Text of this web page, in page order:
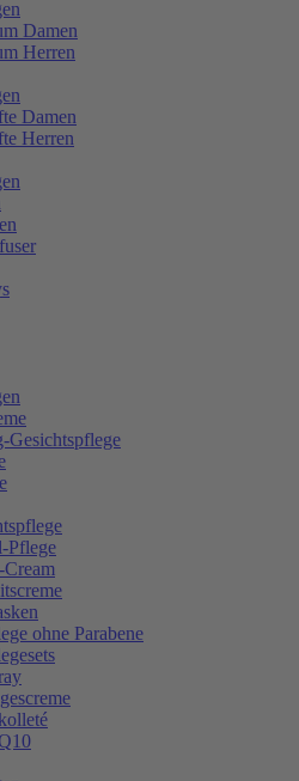
Damen
Herren
Damen
Herren
Pflege
ohne Parabene